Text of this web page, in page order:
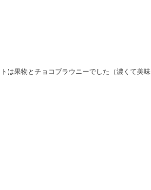
は果物とチョコブラウニーでした（濃くて美味